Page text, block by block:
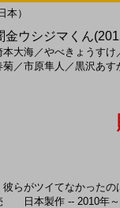
本）
金ウシジマくん
本大海／やべきょうすけ
菊／市原隼人 ／黒沢あす
らがツイてなかったの
日本製作 -- 2010年～